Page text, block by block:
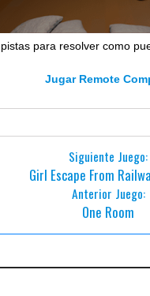
para resolver como
Jugar Remote
Siguiente Juego:
Girl Escape From
Anterior Juego:
One Room